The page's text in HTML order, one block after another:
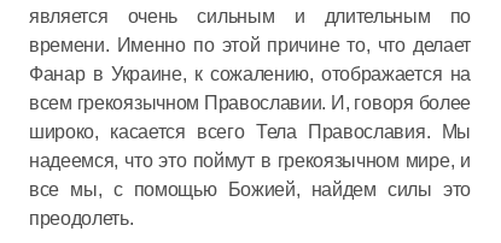
является очень сильным и длительным по
времени. Именно по этой причине то, что делает
Фанар в Украине, к сожалению, отображается на
всем грекоязычном Православии. И, говоря более
широко, касается всего Тела Православия. Мы
надеемся, что это поймут в грекоязычном мире, и
все мы, с помощью Божией, найдем силы это
преодолеть.